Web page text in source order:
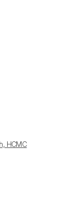
HCMC